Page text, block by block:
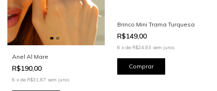
Anel Al Mare
R$190,00
6 x de R$31,67 sem juros
Brinco Mini Trama Turquesa
R$149,00
6 x de R$24,83 sem juros